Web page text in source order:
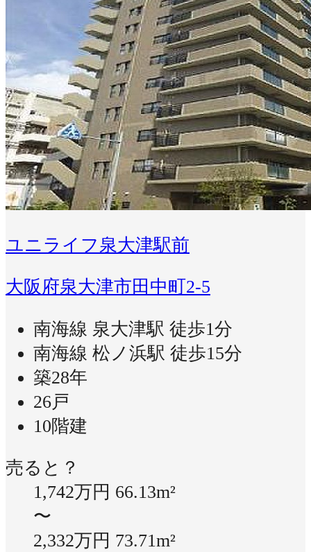
ユニライフ泉大津駅前
大阪府泉大津市田中町2-5
南海線 泉大津駅 徒歩1分
南海線 松ノ浜駅 徒歩15分
築28年
26戸
10階建
売ると？
1,742万円 66.13m²
〜
2,332万円 73.71m²